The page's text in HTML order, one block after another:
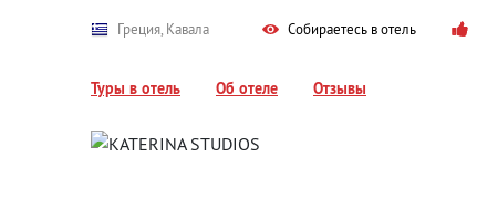
Греция, Кавала Собираетесь в отель
Туры в отель Об отеле Отзывы